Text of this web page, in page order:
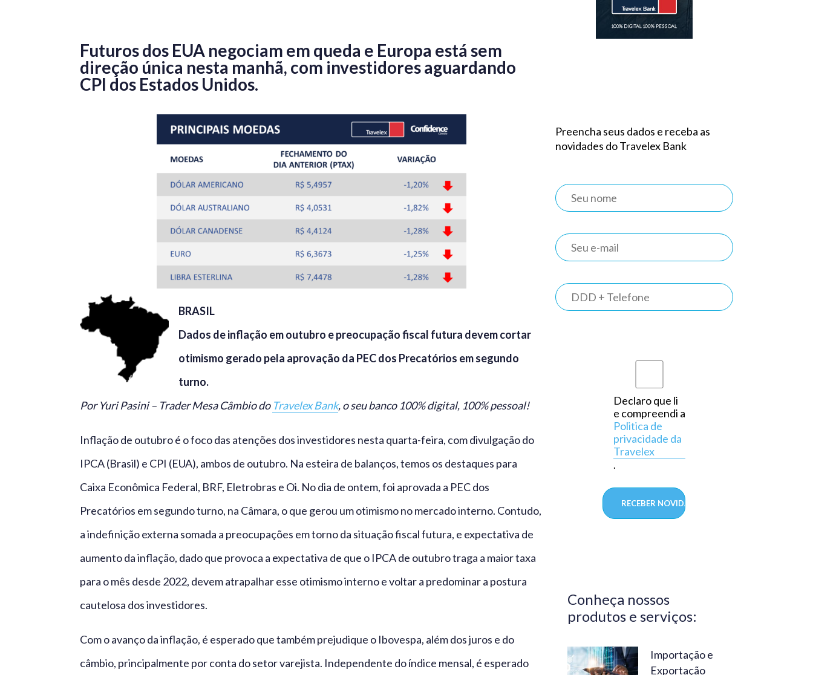
Futuros dos EUA negociam em queda e Europa está sem
direção única nesta manhã, com investidores aguardando
CPI dos Estados Unidos.
BRASIL
Dados de inflação em outubro e preocupação fiscal futura devem cortar
otimismo gerado pela aprovação da PEC dos Precatórios em segundo
turno.
Por Yuri Pasini – Trader Mesa Câmbio do Travelex Bank, o seu banco 100% digital, 100% pessoal!
Inflação de outubro é o foco das atenções dos investidores nesta quarta-feira, com divulgação do
IPCA (Brasil) e CPI (EUA), ambos de outubro. Na esteira de balanços, temos os destaques para
Caixa Econômica Federal, BRF, Eletrobras e Oi. No dia de ontem, foi aprovada a PEC dos
Precatórios em segundo turno, na Câmara, o que gerou um otimismo no mercado interno. Contudo,
a indefinição externa somada a preocupações em torno da situação fiscal futura, e expectativa de
aumento da inflação, dado que provoca a expectativa de que o IPCA de outubro traga a maior taxa
para o mês desde 2022, devem atrapalhar esse otimismo interno e voltar a predominar a postura
cautelosa dos investidores.
Com o avanço da inflação, é esperado que também prejudique o Ibovespa, além dos juros e do
câmbio, principalmente por conta do setor varejista. Independente do índice mensal, é esperado
Preencha seus dados e receba as
novidades do Travelex Bank
Declaro que li
e compreendi a
Politica de
privacidade da
Travelex
.
TRAVELEX
BANK
primeiro
banco do
país a
operar
exclusivamente
em
aprovado
pelo
confiabilidade
e
são nossos
Conheça nossos
produtos e serviços:
Importação e
Exportação